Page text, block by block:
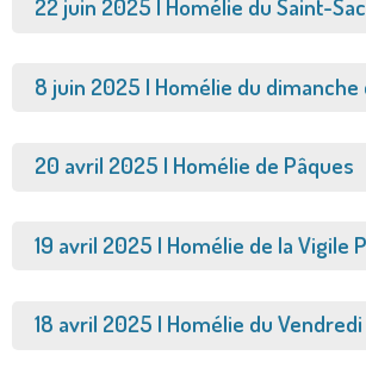
Afficher
22 juin 2025 | Homélie du Saint-
Afficher
8 juin 2025 | Homélie du
Afficher
20 avril 2025 | Homélie de Pâques
Afficher
19 avril 2025 | Homélie de la Vigile
Afficher
18 avril 2025 | Homélie du